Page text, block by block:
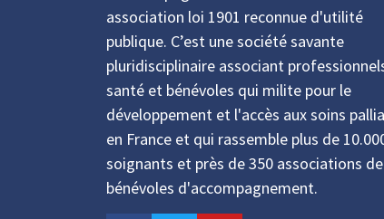
association loi 1901 reconnue d'utilité
publique. C’est une société savante
pluridisciplinaire associant
santé et bénévoles qui milite pour le
développement et l'accès aux soins
en France et qui rassemble plus de
soignants et près de 350 associations de
bénévoles d'accompagnement.